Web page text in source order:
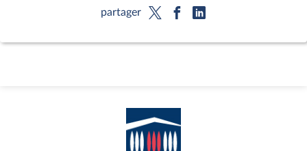
partager